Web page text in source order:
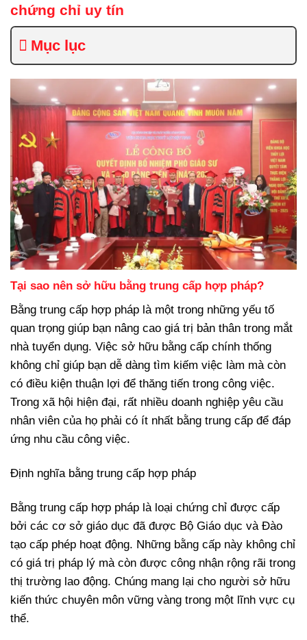
chứng chỉ uy tín
Mục lục
Tại sao nên sở hữu bằng trung cấp hợp pháp?
Bằng trung cấp hợp pháp là một trong những yếu tố
quan trọng giúp bạn nâng cao giá trị bản thân trong mắt
nhà tuyển dụng. Việc sở hữu bằng cấp chính thống
không chỉ giúp bạn dễ dàng tìm kiếm việc làm mà còn
có điều kiện thuận lợi để thăng tiến trong công việc.
Trong xã hội hiện đại, rất nhiều doanh nghiệp yêu cầu
nhân viên của họ phải có ít nhất bằng trung cấp để đáp
ứng nhu cầu công việc.
Định nghĩa bằng trung cấp hợp pháp
Bằng trung cấp hợp pháp là loại chứng chỉ được cấp
bởi các cơ sở giáo dục đã được Bộ Giáo dục và Đào
tạo cấp phép hoạt động. Những bằng cấp này không chỉ
có giá trị pháp lý mà còn được công nhận rộng rãi trong
thị trường lao động. Chúng mang lại cho người sở hữu
kiến thức chuyên môn vững vàng trong một lĩnh vực cụ
thể.